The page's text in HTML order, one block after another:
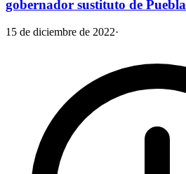
gobernador sustituto de Puebla
15 de diciembre de 2022·